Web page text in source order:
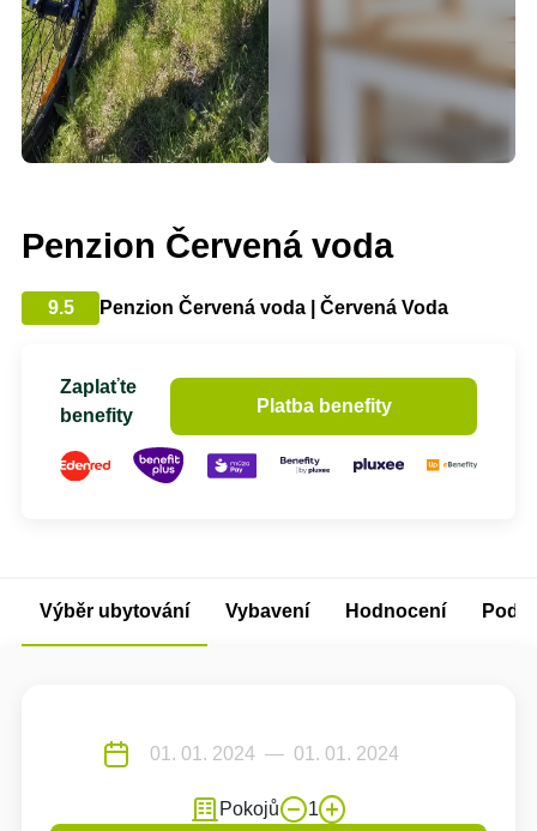
Penzion Červená voda
9.5 Penzion Červená voda | Červená Voda
Zaplaťte
benefity
Platba benefity
Výběr ubytování Vybavení Hodnocení
Pokojů 1